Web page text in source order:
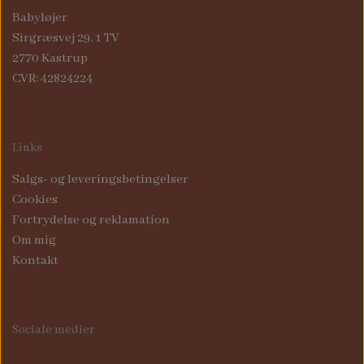
COMPUTER SLEEVES
Babyløjer
Sirgræsvej 29, 1 TV
2770 Kastrup
CVR: 42824224
Links
Salgs- og leveringsbetingelser
Cookies
Fortrydelse og reklamation
Om mig
Kontakt
Sociale medier